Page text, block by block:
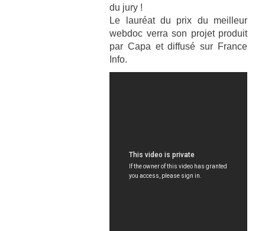
du jury !
Le lauréat du prix du meilleur
webdoc verra son projet produit
par Capa et diffusé sur France
Info.